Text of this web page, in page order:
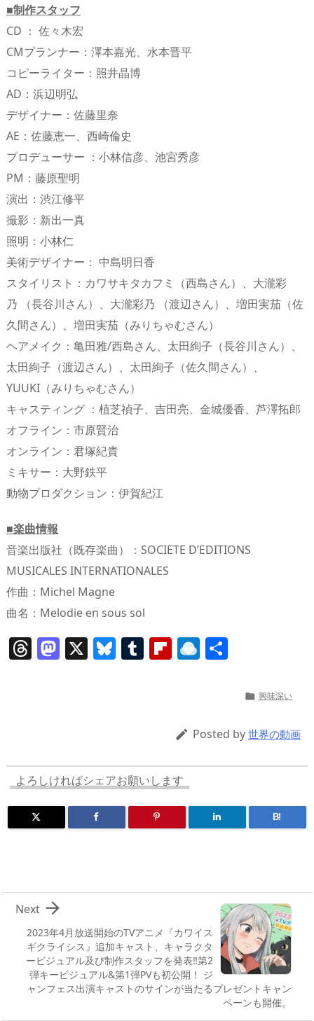
■制作スタッフ
CD ： 佐々木宏
CMプランナー：澤本嘉光、水本晋平
コピーライター：照井晶博
AD：浜辺明弘
デザイナー：佐藤里奈
AE：佐藤恵一、西崎倫史
プロデューサー ：小林信彦、池宮秀彦
PM：藤原聖明
演出：渋江修平
撮影：新出一真
照明：小林仁
美術デザイナー： 中島明日香
スタイリスト：カワサキタカフミ（西島さん）、大瀧彩
乃 （長谷川さん）、大瀧彩乃 （渡辺さん）、増田実茄（佐
久間さん）、増田実茄（みりちゃむさん）
ヘアメイク：亀田雅/西島さん、太田絢子（長谷川さん）、
太田絢子（渡辺さん）、太田絢子（佐久間さん）、
YUUKI（みりちゃむさん）
キャスティング ：植芝禎子、吉田亮、金城優香、芦澤拓郎
オフライン：市原賢治
オンライン：君塚紀貴
ミキサー：大野鉄平
動物プロダクション：伊賀紀江
■楽曲情報
音楽出版社（既存楽曲）：SOCIETE D’EDITIONS
MUSICALES INTERNATIONALES
作曲：Michel Magne
曲名：Melodie en sous sol
T
s
M
o
n
X Bl T Fl
ar
d
R
ro
p.
 興味深い
 Posted by 世界の動画
よろしければシェアお願いします
B!
2023年4月放送開始のTVアニメ『カワイス
ギクライシス』追加キャスト、キャラクタ
ービジュアル及び制作スタッフを発表‼第2
弾キービジュアル&第1弾PVも初公開！ ジ
ャンフェス出演キャストのサインが当たるプレゼントキャン
ペーンも開催。

Next